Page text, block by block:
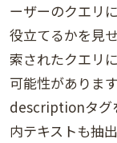
ーザーのクエリ
役立てるかを見
索されたクエリ
可能性がありま
descriptionタグ
内テキストも抽